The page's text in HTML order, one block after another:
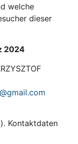
welche
dieser
2024
Kontaktdaten